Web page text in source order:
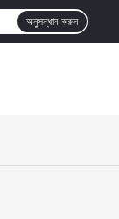
অনুসন্ধান করুন